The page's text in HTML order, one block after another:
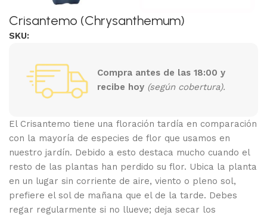
Crisantemo (Chrysanthemum)
SKU:
Compra antes de las 18:00 y
recibe hoy (según cobertura).
El Crisantemo tiene una floración tardía en comparación
con la mayoría de especies de flor que usamos en
nuestro jardín. Debido a esto destaca mucho cuando el
resto de las plantas han perdido su flor. Ubica la planta
en un lugar sin corriente de aire, viento o pleno sol,
prefiere el sol de mañana que el de la tarde. Debes
regar regularmente si no llueve; deja secar los